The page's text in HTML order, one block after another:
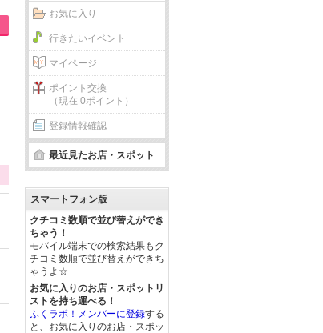
お気に入り
行きたいイベント
マイページ
ポイント交換
（現在 0ポイント）
登録情報確認
最近見たお店・スポット
スマートフォン版
クチコミ数順で並び替えができ
ちゃう！
モバイル端末での検索結果もク
チコミ数順で並び替えができち
ゃうよ☆
お気に入りのお店・スポットリ
ストを持ち運べる！
ふくラボ！メンバーに登録する
と、お気に入りのお店・スポッ